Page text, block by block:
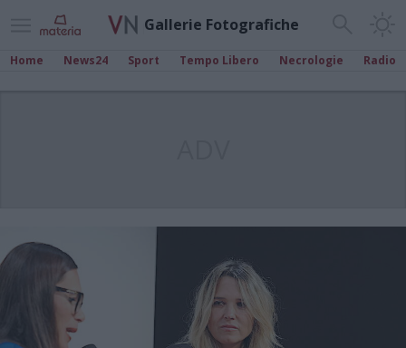
Gallerie Fotografiche
Home News24 Sport Tempo Libero Necrologie Radio